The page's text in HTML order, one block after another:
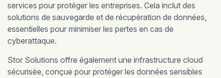
services pour protéger les entreprises. Cela inclut des
solutions de sauvegarde et de récupération de données,
essentielles pour minimiser les pertes en cas de
cyberattaque.
Stor Solutions offre également une infrastructure cloud
sécurisée, conçue pour protéger les données sensibles